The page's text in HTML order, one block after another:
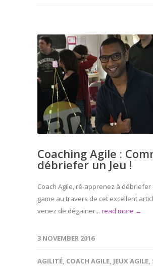
Coaching Agile :
débriefer un Jeu !
Coach Agile, ré-apprenez à
game au travers de cet excellent
venez de dégainer... read more →
3 NOVEMBER 2016
AGILITÉ COACH AGILE JEUX AGILE